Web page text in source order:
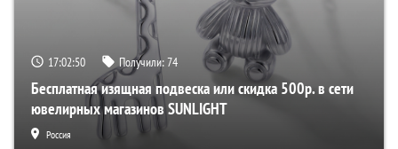
17:02:49 Получили:74
Бесплатная изящная подвеска или скидка 500р. в сети
ювелирных магазинов SUNLIGHT
Россия